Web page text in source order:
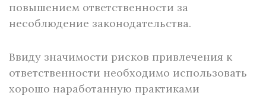
повышением ответственности за
несоблюдение законодательства.
Ввиду значимости рисков привлечения к
ответственности необходимо использовать
хорошо наработанную практиками